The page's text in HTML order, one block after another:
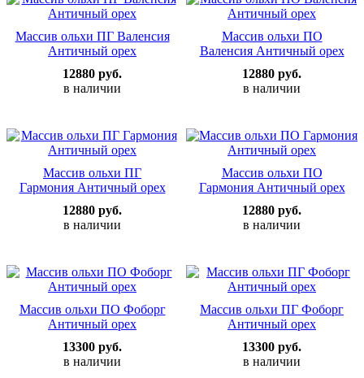
Массив ольхи ПГ Валенсия
Античный орех
12880 руб.
в наличии
Массив ольхи ПО
Валенсия Античный орех
12880 руб.
в наличии
Массив ольхи ПГ
Гармония Античный орех
12880 руб.
в наличии
Массив ольхи ПО
Гармония Античный орех
12880 руб.
в наличии
Массив ольхи ПО Фоборг
Античный орех
13300 руб.
в наличии
Массив ольхи ПГ Фоборг
Античный орех
13300 руб.
в наличии